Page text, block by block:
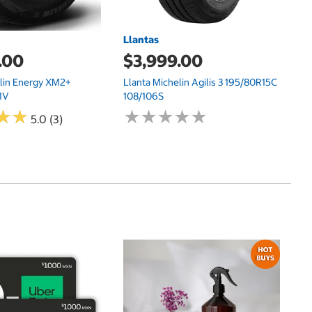
Energy XM2+
★
★ 5.0 (3)
Llantas
$3,999.00
Llanta Michelin Agilis 3 195/80R15C
108/106S
★★★★★
★★★★★